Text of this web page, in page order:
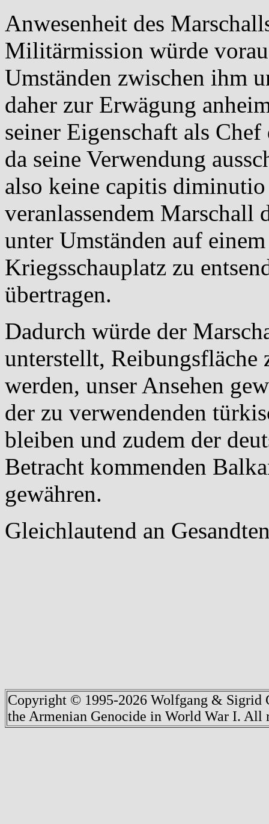
Anwesenheit des
Militärmission würde
Umständen zwischen ihm
daher zur Erwägung
seiner Eigenschaft als
da seine Verwendung
also keine capitis
veranlassendem Marschall
unter Umständen auf
Kriegsschauplatz zu
übertragen.
Dadurch würde der
unterstellt, Reibungsfläche
werden, unser Ansehen
der zu verwendenden
bleiben und zudem der
Betracht kommenden
gewähren.
Gleichlautend an
Copyright © 1995-2026 Wolfgang & Sigrid
the Armenian Genocide in World War I. All